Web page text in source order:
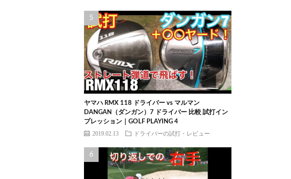
ヤマハ RMX 118 ドライバー vs マルマン
DANGAN（ダンガン）7 ドライバー 比較 試打イン
プレッション｜GOLF PLAYING 4
2019.02.13 ドライバーの試打・レビュー